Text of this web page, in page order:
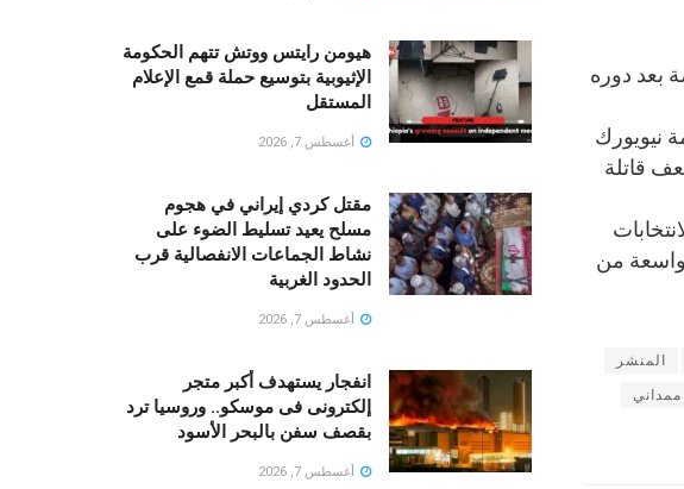
بعد دوره
نيويورك
قاتلة
واسعة من
المنشر
هيومن رايتس ووتش تتهم الحكومة
الإثيوبية بتوسيع حملة قمع الإعلام
المستقل
أغسطس 7, 2026
مقتل كردي إيراني في هجوم
مسلح يعيد تسليط الضوء على
نشاط الجماعات الانفصالية قرب
الحدود الغربية
أغسطس 7, 2026
انفجار يستهدف أكبر متجر
إلكترونى فى موسكو.. وروسيا ترد
بقصف سفن بالبحر الأسود
أغسطس 7, 2026